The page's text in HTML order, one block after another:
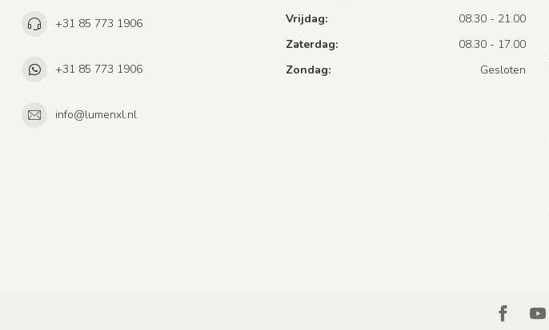
+31 85 773 1906
+31 85 773 1906
info@lumenxl.nl
Vrijdag:
08.30 - 21.00
Zaterdag:
08.30 - 17.00
Zondag:
Gesloten